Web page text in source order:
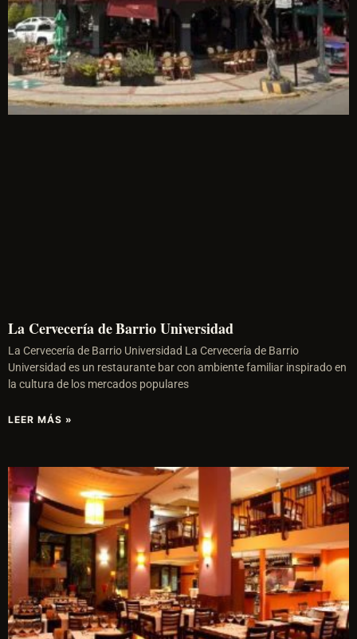
La Cervecería de Barrio Universidad
La Cervecería de Barrio Universidad La Cervecería de Barrio
Universidad es un restaurante bar con ambiente familiar inspirado en
la cultura de los mercados populares
LEER MÁS »